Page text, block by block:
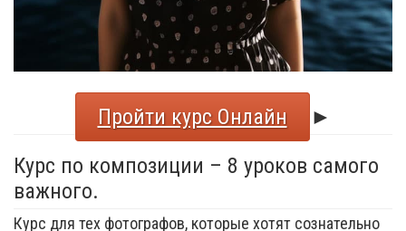
Пройти курс Онлайн
►
Курс по композиции – 8 уроков самого
важного.
Курс для тех фотографов, которые хотят сознательно